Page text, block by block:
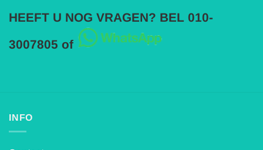
HEEFT U NOG VRAGEN? BEL 010-
3007805 of
INFO